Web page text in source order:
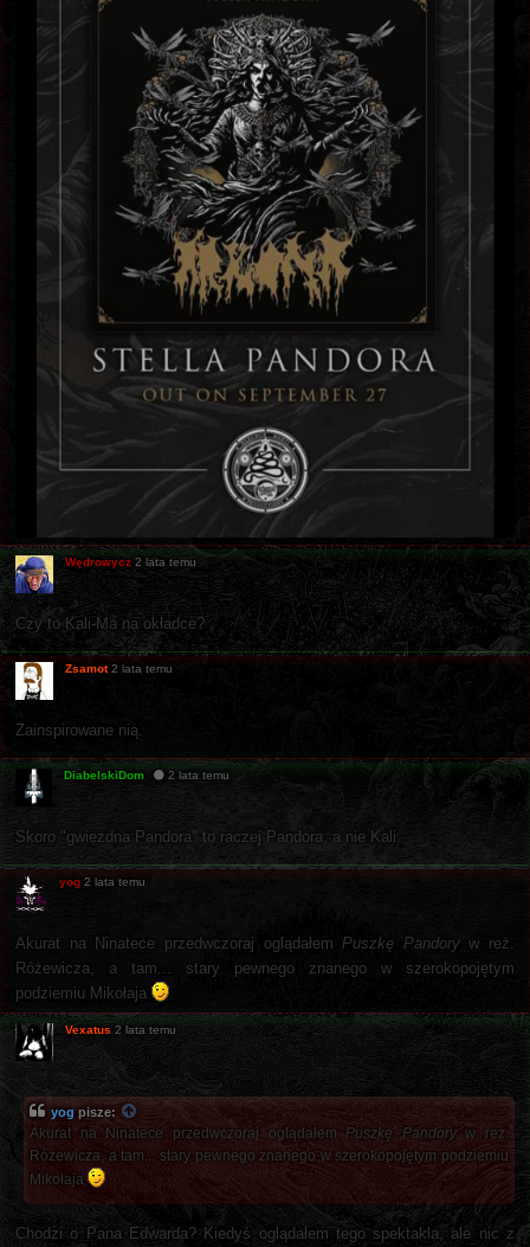
Wędrowycz 2 lata temu
Czy to Kali-Ma na okładce?
Zsamot 2 lata temu
Zainspirowane nią.
DiabelskiDom 2 lata temu
Skoro "gwiezdna Pandora" to raczej Pandora, a nie Kali.
yog 2 lata temu
Akurat na Ninatece przedwczoraj oglądałem Puszkę Pandoryw reż.
Różewicza, a tam... stary pewnego znanego w szerokopojętym
podziemiu Mikołaja
Vexatus 2 lata temu
yog pisze:
Akurat na Ninatece przedwczoraj oglądałem Puszkę Pandoryw reż.
Różewicza, a tam... stary pewnego znanego w szerokopojętym podziemiu
Mikołaja
Chodzi o Pana Edwarda? Kiedyś oglądałem tego spektakla, ale nic z